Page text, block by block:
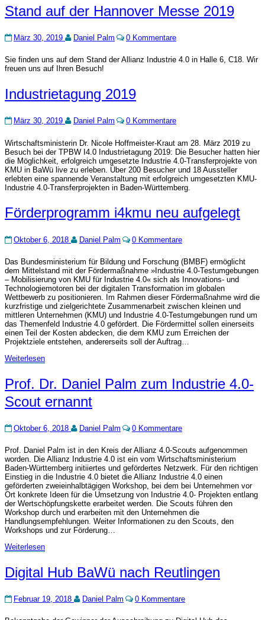
Stand
auf
Hannover
2019
Stand auf der Hannover Messe 2019
März 30, 2019 Daniel Palm Kommentare
0 Kommentare
Sie finden uns auf dem Stand der Allianz Industrie 4.0 in Halle 6, C18. Wir
freuen uns auf Ihren Besuch!
Industrietagung
2019
Industrietagung 2019
März 30, 2019 Daniel Palm Kommentare
0 Kommentare
Wirtschaftsministerin Dr. Nicole Hoffmeister-Kraut am 28. März 2019 zu
Besuch bei der TPBW I4.0 Industrietagung 2019: Die Besucher hatten hier
die Möglichkeit, erfolgreich umgesetzte Industrie 4.0-Transferprojekte von
KMU in BaWü live zu erleben. Über 200 Besucher und 18 Aussteller
erlebten eine spannende Veranstaltung mit erfolgreich umgesetzten KMU-
Industrie 4.0-Transferprojekten in Baden-Württemberg.
Förderprogramm
i4kmu
aufgelegt
Förderprogramm i4kmu neu aufgelegt
Oktober 6, 2018 Daniel Palm Kommentare
0 Kommentare
Das Bundesministerium für Bildung und Forschung (BMBF) ermöglicht
dem Mittelstand mit der Fördermaßnahme »Industrie 4.0-Testumgebungen
– Mobilisierung von KMU für Industrie 4.0« sich als Innovations- und
Technologiemotoren bei der digitalen Transformation im globalen
Wettbewerb zu positionieren. Im Rahmen dieser Fördermaßnahme wird die
kurzfristige und zielgerichtete Zusammenarbeit zwischen kleinen und
mittleren Unternehmen (KMU) und Industrie 4.0-Testumgebungen rund um
das Themenfeld Industrie 4.0 gefördert. Die Fördermittel sollen einerseits
einen Teil der Kosten abdecken, die dem KMU zum Erreichen der
Projektziele entstehen, andererseits soll der Auftrag…
WeiterlesenWeiterlesen
Prof.
Dr.
Daniel
Palm
Industrie
Scout
ernannt
Prof. Dr. Daniel Palm zum Industrie 4.0-
Scout ernannt
Oktober 6, 2018 Daniel Palm Kommentare
0 Kommentare
Prof. Daniel Palm ist in den Kreis der Allianz 4.0-Scouts aufgenommen
worden. Die Allianz Industrie 4.0 ist ein vom Wirtschaftsministerium
Baden-Württemberg initiiertes und gefördertes Netzwerk. Für den richtigen
Einstieg in die Industrie 4.0 bietet die Allianz Industrie 4.0 einen
geförderten zweieinhalbtägigen Workshop, bei dem bei Unternehmen vor
Ort konkrete Ideen für die Umsetzung von Industrie 4.0- Projekten entlang
der Wertschöpfungskette erarbeitet werden. Die Scouts führen den
Workshop durch und erarbeiten mit den Unternehmen die
Handlungsempfehlungen. Weiter Informationen zu den Scouts, den
Workshops und zur Förderung…
WeiterlesenWeiterlesen
Digital
Hub
nach
Digital Hub BaWü nach Reutlingen
Februar 19, 2018 Daniel Palm Kommentare
0 Kommentare